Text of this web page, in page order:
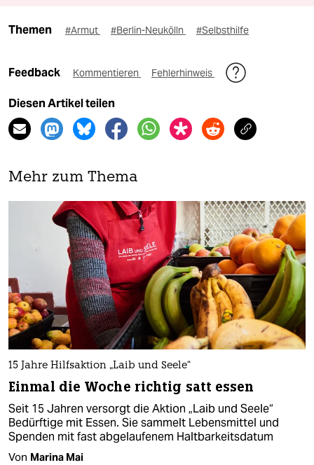
Themen #Armut #Berlin-Neukölln #Selbsthilfe
Feedback Kommentieren Fehlerhinweis
Diesen Artikel teilen
Mehr zum Thema
15 Jahre Hilfsaktion „Laib und Seele“
Einmal die Woche richtig satt essen
Seit 15 Jahren versorgt die Aktion „Laib und Seele“
Bedürftige mit Essen. Sie sammelt Lebensmittel und
Spenden mit fast abgelaufenem Haltbarkeitsdatum
Von Marina Mai